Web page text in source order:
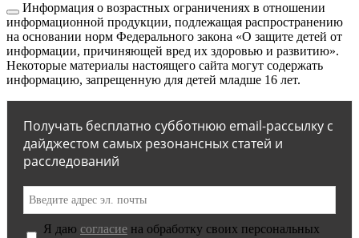
Информация о возрастных ограничениях в отношении
информационной продукции, подлежащая распространению
на основании норм Федерального закона «О защите детей от
информации, причиняющей вред их здоровью и развитию».
Некоторые материалы настоящего сайта могут содержать
информацию, запрещенную для детей младше 16 лет.
Получать бесплатно субботнюю email-рассылку с
дайджестом самых резонансных статей и
расследований
Я даю согласие на обработку своих персональных